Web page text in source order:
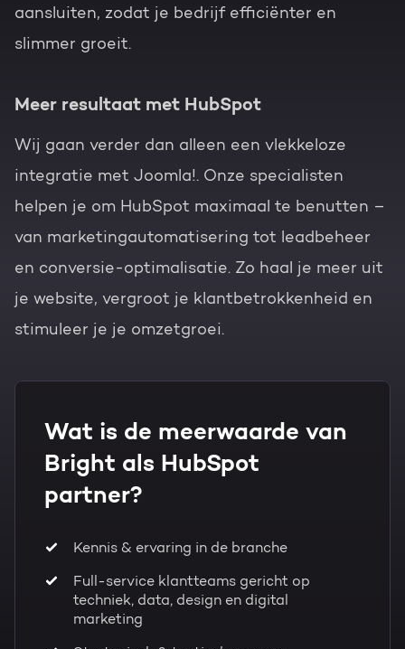
Wat is de meerwaarde van
Bright als HubSpot
partner?
Kennis & ervaring in de branche
Full-service klantteams gericht op
techniek, data, design en digital
marketing
aansluiten, zodat je bedrijf efficiënter en
slimmer groeit.
Meer resultaat met HubSpot
Wij gaan verder dan alleen een vlekkeloze
integratie met Joomla!. Onze specialisten
helpen je om HubSpot maximaal te benutten –
van marketingautomatisering tot leadbeheer
en conversie-optimalisatie. Zo haal je meer uit
je website, vergroot je klantbetrokkenheid en
stimuleer je je omzetgroei.